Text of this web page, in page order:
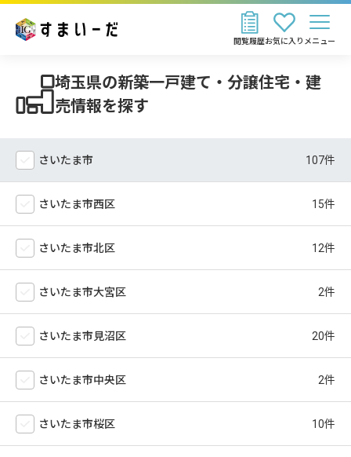
お気に入り
閲覧履歴 メニュー
埼玉県の新築一戸建て・分譲住宅・建
売情報を探す
さいたま市
さいたま市西区
さいたま市北区
さいたま市大宮区
さいたま市見沼区
さいたま市中央区
さいたま市桜区